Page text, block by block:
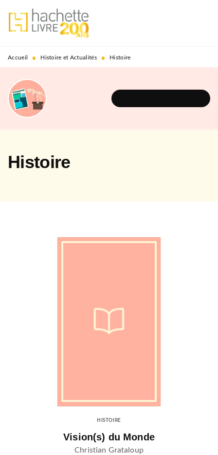
MENU RECHERCHE
PIED DE PAGE
Accueil • Histoire et Actualités • Histoire
Histoire
HISTOIRE
Vision(s) du Monde
Christian Grataloup